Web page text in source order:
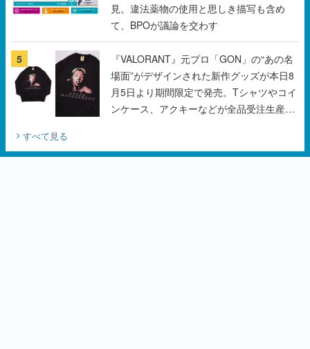
見。違法薬物の使用と思しき描写も含め
て、BPOが議論を交わす
5
『VALORANT』元プロ「GON」の“あの名
場面”がデザインされた新作グッズが本日8
月5日より期間限定で発売。Tシャツやコイ
ンケース、アクキーなどが全品受注生産で
すべて見る